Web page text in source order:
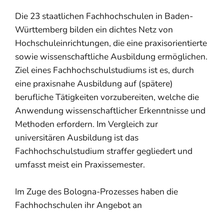
Die 23 staatlichen Fachhochschulen in Baden-
Württemberg bilden ein dichtes Netz von
Hochschuleinrichtungen, die eine praxisorientierte
sowie wissenschaftliche Ausbildung ermöglichen.
Ziel eines Fachhochschulstudiums ist es, durch
eine praxisnahe Ausbildung auf (spätere)
berufliche Tätigkeiten vorzubereiten, welche die
Anwendung wissenschaftlicher Erkenntnisse und
Methoden erfordern. Im Vergleich zur
universitären Ausbildung ist das
Fachhochschulstudium straffer gegliedert und
umfasst meist ein Praxissemester.
Im Zuge des Bologna-Prozesses haben die
Fachhochschulen ihr Angebot an